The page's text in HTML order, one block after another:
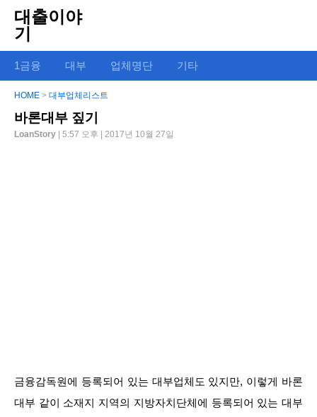
대출이야
기
1금융 대부 업체명단 기타
HOME > 대부업체리스트
바론대부 짚기
LoanStory | 5:57 오후 | 2017년 10월 27일
금융감독원에 등록되어 있는 대부업체도 있지만, 이렇게 바론
대부 같이 소재지 지역의 지방자치단체에 등록되어 있는 대부